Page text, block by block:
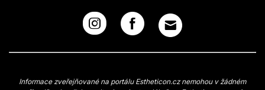
Informace zveřejňované na portálu Estheticon.cz nemohou v žádném